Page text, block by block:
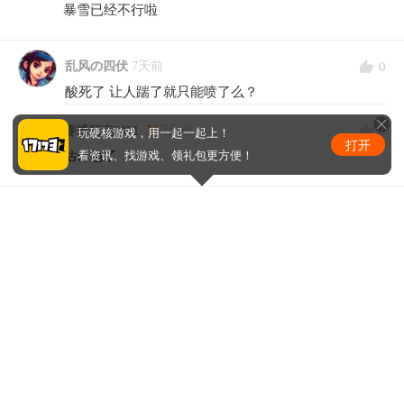
暴雪已经不行啦
乱风の四伏 7天前
0
酸死了 让人踹了就只能喷了么？
赛博朋克2071 V 7天前
0
估计急了
玩硬核游戏，用一起一起上！
看资讯、找游戏、领礼包更方便！
打开